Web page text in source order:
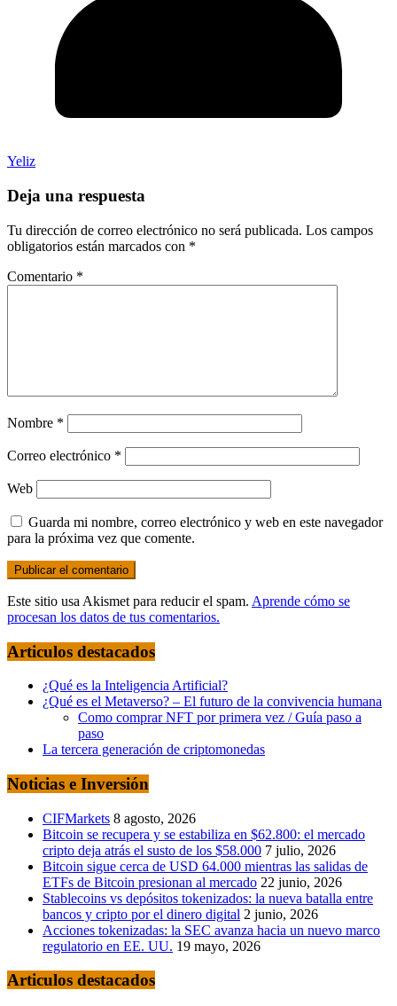
Yeliz
Deja una respuesta
Tu dirección de correo electrónico no será publicada. Los campos
obligatorios están marcados con *
Comentario *
Nombre *
Correo electrónico *
Web
Guarda mi nombre, correo electrónico y web en este navegador
para la próxima vez que comente.
Este sitio usa Akismet para reducir el spam. Aprende cómo se
procesan los datos de tus comentarios.
Articulos destacados
¿Qué es la Inteligencia Artificial?
¿Qué es el Metaverso? – El futuro de la convivencia humana
Como comprar NFT por primera vez / Guía paso a
paso
La tercera generación de criptomonedas
Noticias e Inversión
CIFMarkets 8 agosto, 2026
Bitcoin se recupera y se estabiliza en $62.800: el mercado
cripto deja atrás el susto de los $58.000 7 julio, 2026
Bitcoin sigue cerca de USD 64.000 mientras las salidas de
ETFs de Bitcoin presionan al mercado 22 junio, 2026
Stablecoins vs depósitos tokenizados: la nueva batalla entre
bancos y cripto por el dinero digital 2 junio, 2026
Acciones tokenizadas: la SEC avanza hacia un nuevo marco
regulatorio en EE. UU. 19 mayo, 2026
Articulos destacados